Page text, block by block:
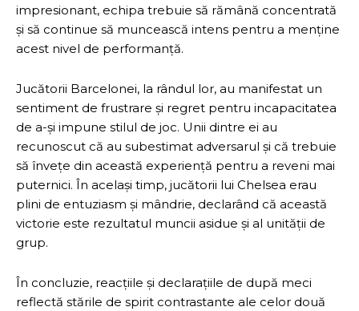
impresionant, echipa trebuie să rămână concentrată
și să continue să muncească intens pentru a menține
acest nivel de performanță.
Jucătorii Barcelonei, la rândul lor, au manifestat un
sentiment de frustrare și regret pentru incapacitatea
de a-și impune stilul de joc. Unii dintre ei au
recunoscut că au subestimat adversarul și că trebuie
să învețe din această experiență pentru a reveni mai
puternici. În același timp, jucătorii lui Chelsea erau
plini de entuziasm și mândrie, declarând că această
victorie este rezultatul muncii asidue și al unității de
grup.
În concluzie, reacțiile și declarațiile de după meci
reflectă stările de spirit contrastante ale celor două